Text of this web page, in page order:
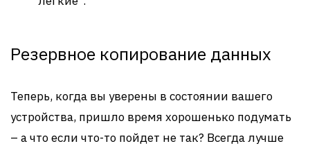
Резервное копирование данных
Теперь, когда вы уверены в состоянии вашего
устройства, пришло время хорошенько подумать
– а что если что-то пойдет не так? Всегда лучше